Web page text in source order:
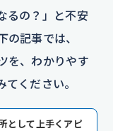
るの？」と不安
の記事では、
を、わかりやす
ください。
として上手くアピ